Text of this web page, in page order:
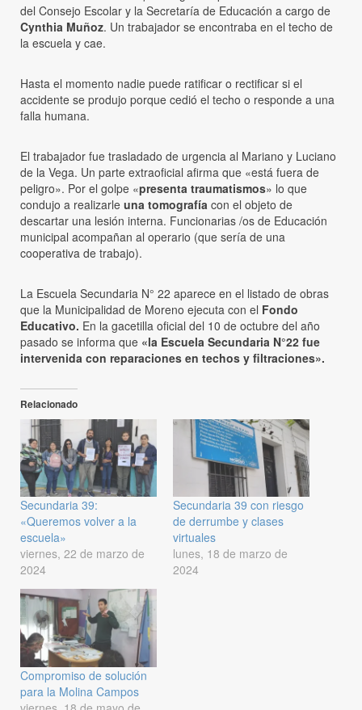
del Consejo Escolar y la Secretaría de Educación a cargo de
Cynthia Muñoz. Un trabajador se encontraba en el techo de
la escuela y cae.
Hasta el momento nadie puede ratificar o rectificar si el
accidente se produjo porque cedió el techo o responde a una
falla humana.
El trabajador fue trasladado de urgencia al Mariano y Luciano
de la Vega. Un parte extraoficial afirma que «está fuera de
peligro». Por el golpe «presenta traumatismos» lo que
condujo a realizarle una tomografía con el objeto de
descartar una lesión interna. Funcionarias /os de Educación
municipal acompañan al operario (que sería de una
cooperativa de trabajo).
La Escuela Secundaria N° 22 aparece en el listado de obras
que la Municipalidad de Moreno ejecuta con el Fondo
Educativo. En la gacetilla oficial del 10 de octubre del año
pasado se informa que «la Escuela Secundaria N°22 fue
intervenida con reparaciones en techos y filtraciones».
Relacionado
Secundaria 39:
«Queremos volver a la
escuela»
viernes, 22 de marzo de
2024
Secundaria 39 con riesgo
de derrumbe y clases
virtuales
lunes, 18 de marzo de
2024
Compromiso de solución
para la Molina Campos